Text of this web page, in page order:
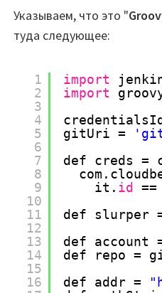
Указываем, что это "
туда следующее:
1
2
3
4
5
6
7
8
9
10
11
12
13
14
15
16
import
import
gitUri =
def creds =
it. id
def slurper
def account
def repo =
def addr =
"